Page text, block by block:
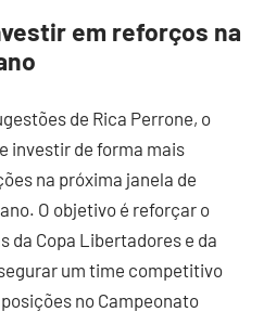
em reforços na
de Rica Perrone, o
investir de forma mais
na próxima janela de
O objetivo é reforçar o
da Copa Libertadores e da
um time competitivo
no Campeonato